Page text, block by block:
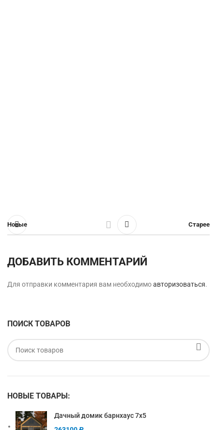
Новые Старее
ДОБАВИТЬ КОММЕНТАРИЙ
Для отправки комментария вам необходимоавторизоваться.
ПОИСК ТОВАРОВ
НОВЫЕ ТОВАРЫ:
Дачный домик барнхаус 7х5